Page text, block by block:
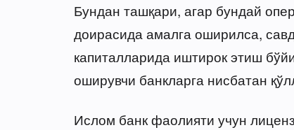
Бундан ташқари, агар бундай
доирасида амалга оширилса,
капиталларида иштирок этиш
оширувчи банкларга нисбатан
Ислом банк фаолияти учун